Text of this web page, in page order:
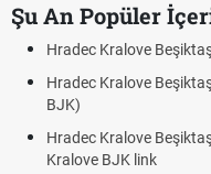
Şu An Popüler
Hradec Kralove
Hradec Kralove
BJK)
Hradec Kralove
Kralove BJK link